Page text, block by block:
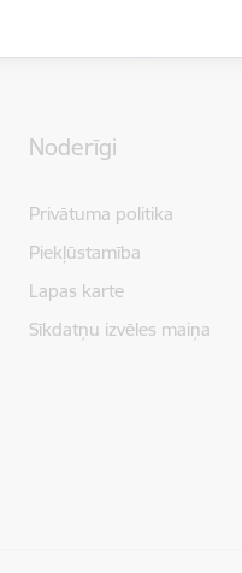
Noderīgi
Privātuma politika
Piekļūstamība
Lapas karte
Sīkdatņu izvēles maiņa